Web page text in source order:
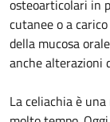
osteoarticolari in
cutanee o a
della mucosa
anche alterazioni
La celiachia è